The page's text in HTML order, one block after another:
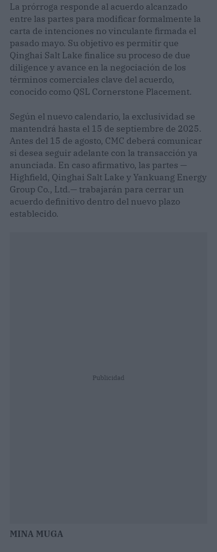
La prórroga responde al acuerdo alcanzado
entre las partes para modificar formalmente la
carta de intenciones no vinculante firmada el
pasado mayo. Su objetivo es permitir que
Qinghai Salt Lake finalice su proceso de due
diligence y avance en la negociación de los
términos comerciales clave del acuerdo,
conocido como QSL Cornerstone Placement.
Según el nuevo calendario, la exclusividad se
mantendrá hasta el 15 de septiembre de 2025.
Antes del 15 de agosto, CMC deberá comunicar
si desea seguir adelante con la transacción ya
anunciada. En caso afirmativo, las partes —
Highfield, Qinghai Salt Lake y Yankuang Energy
Group Co., Ltd.— trabajarán para cerrar un
acuerdo definitivo dentro del nuevo plazo
establecido.
Publicidad
MINA MUGA